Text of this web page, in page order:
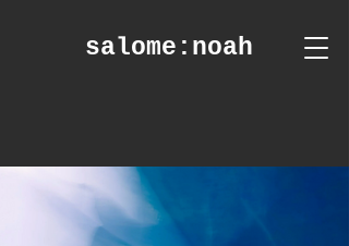
salome :noah